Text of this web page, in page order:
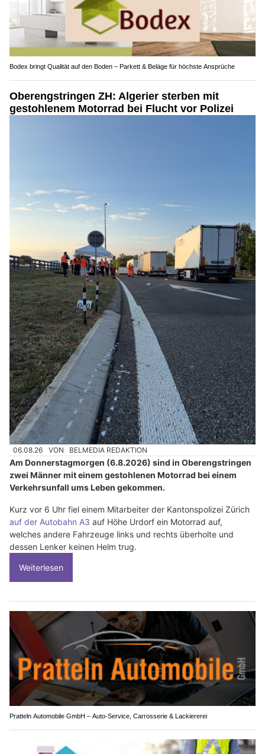
Bodex bringt Qualität auf den Boden – Parkett & Beläge für höchste Ansprüche
Oberengstringen ZH: Algerier sterben mit
gestohlenem Motorrad bei Flucht vor Polizei
06.08.26 VON BELMEDIA REDAKTION
Am Donnerstagmorgen (6.8.2026) sind in Oberengstringen
zwei Männer mit einem gestohlenen Motorrad bei einem
Verkehrsunfall ums Leben gekommen.
Kurz vor 6 Uhr fiel einem Mitarbeiter der Kantonspolizei Zürich
auf der Autobahn A3 auf Höhe Urdorf ein Motorrad auf,
welches andere Fahrzeuge links und rechts überholte und
dessen Lenker keinen Helm trug.
Weiterlesen
Pratteln Automobile GmbH – Auto-Service, Carrosserie & Lackiererei